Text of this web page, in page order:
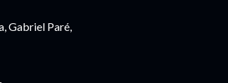
Gabriel Paré,